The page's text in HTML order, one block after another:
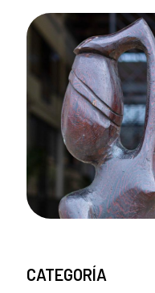
CATEGORÍA